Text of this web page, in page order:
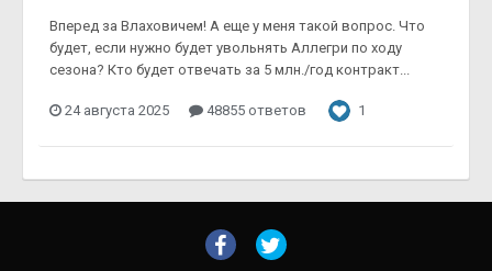
Вперед за Влаховичем! А еще у меня такой вопрос. Что
будет, если нужно будет увольнять Аллегри по ходу
сезона? Кто будет отвечать за 5 млн./год контракт...
24 августа 2025 48855 ответов 1